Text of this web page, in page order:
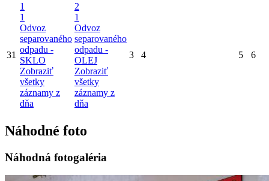
31
1
1
Odvoz
separovaného
odpadu -
SKLO
Zobraziť
všetky
záznamy z
dňa
2
1
Odvoz
separovaného
odpadu -
OLEJ
Zobraziť
všetky
záznamy z
dňa
3 4 5 6
Náhodné foto
Náhodná fotogaléria